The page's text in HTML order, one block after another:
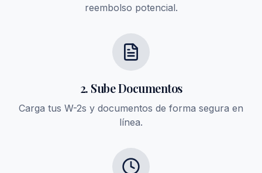
reembolso potencial.
2. Sube Documentos
Carga tus W-2s y documentos de forma segura en
línea.